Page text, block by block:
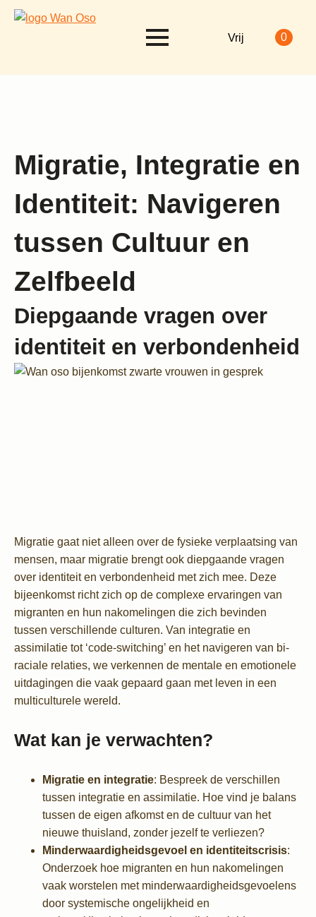
Vrij 0
Migratie, Integratie en
Identiteit: Navigeren
tussen Cultuur en
Zelfbeeld
Diepgaande vragen over
identiteit en verbondenheid
Migratie gaat niet alleen over de fysieke verplaatsing van
mensen, maar migratie brengt ook diepgaande vragen
over identiteit en verbondenheid met zich mee. Deze
bijeenkomst richt zich op de complexe ervaringen van
migranten en hun nakomelingen die zich bevinden
tussen verschillende culturen. Van integratie en
assimilatie tot ‘code-switching’ en het navigeren van bi-
raciale relaties, we verkennen de mentale en emotionele
uitdagingen die vaak gepaard gaan met leven in een
multiculturele wereld.
Wat kan je verwachten?
Migratie en integratie: Bespreek de verschillen
tussen integratie en assimilatie. Hoe vind je balans
tussen de eigen afkomst en de cultuur van het
nieuwe thuisland, zonder jezelf te verliezen?
Minderwaardigheidsgevoel en identiteitscrisis:
Onderzoek hoe migranten en hun nakomelingen
vaak worstelen met minderwaardigheidsgevoelens
door systemische ongelijkheid en